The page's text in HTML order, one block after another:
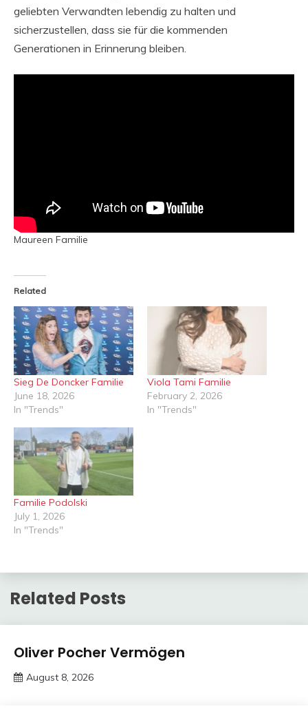
geliebten Verwandten lebendig zu halten und
sicherzustellen, dass sie für die kommenden
Generationen in Erinnerung bleiben.
Maureen Familie
Related
Sieg De Doncker Familie
June 18, 2026
In "Trends"
Viola Tami Familie
February 2, 2026
In "Trends"
Familie Podolski
July 1, 2026
In "Trends"
Related Posts
Trends
Oliver Pocher Vermögen
August 8, 2026